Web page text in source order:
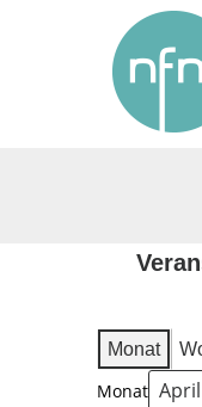
Monat
Monat